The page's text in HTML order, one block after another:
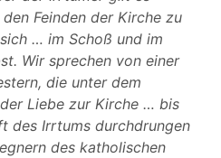
Feinden der Kirche zu
… im Schoß und im
Wir sprechen von einer
die unter dem
Liebe zur Kirche … bis
des Irrtums durchdrungen
des katholischen